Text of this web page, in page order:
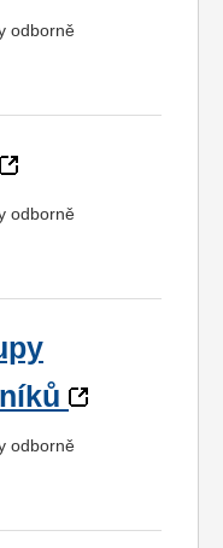
odborně
odborně
odborně